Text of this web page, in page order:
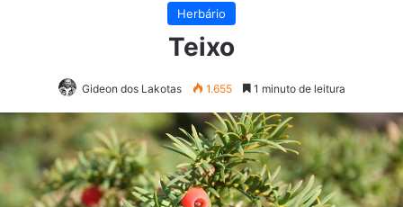
Herbário
Teixo
Gideon dos Lakotas 1.655 1 minuto de leitura